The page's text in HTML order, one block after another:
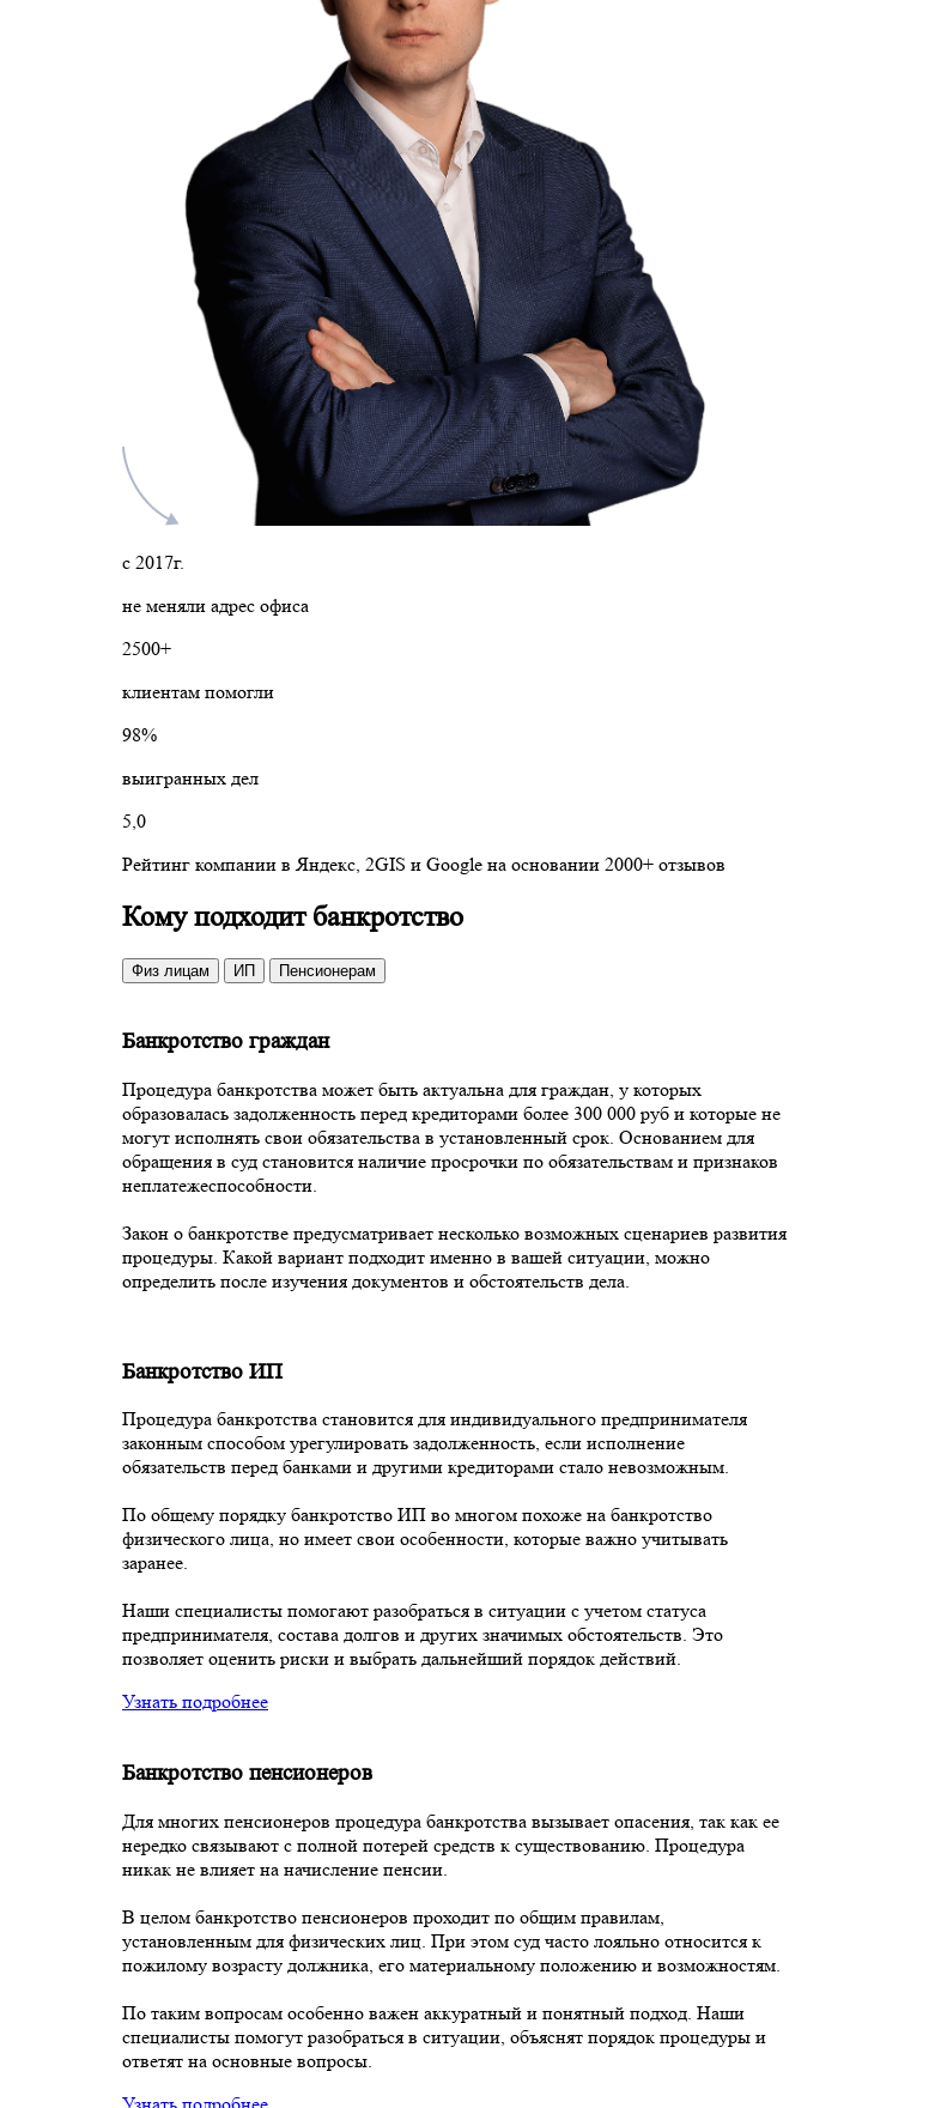
с 2017г.
не меняли адрес офиса
2500+
клиентам помогли
98%
выигранных дел
5,0
Рейтинг компании в Яндекс, 2GIS и Google на основании 2000+ отзывов
Кому подходит банкротство
Физ лицам ИП Пенсионерам
Банкротство граждан
Процедура банкротства может быть актуальна для граждан, у которых
образовалась задолженность перед кредиторами более 300 000 руб и которые не
могут исполнять свои обязательства в установленный срок. Основанием для
обращения в суд становится наличие просрочки по обязательствам и признаков
неплатежеспособности.
Закон о банкротстве предусматривает несколько возможных сценариев развития
процедуры. Какой вариант подходит именно в вашей ситуации, можно
определить после изучения документов и обстоятельств дела.
Банкротство ИП
Процедура банкротства становится для индивидуального предпринимателя
законным способом урегулировать задолженность, если исполнение
обязательств перед банками и другими кредиторами стало невозможным.
По общему порядку банкротство ИП во многом похоже на банкротство
физического лица, но имеет свои особенности, которые важно учитывать
заранее.
Наши специалисты помогают разобраться в ситуации с учетом статуса
предпринимателя, состава долгов и других значимых обстоятельств. Это
позволяет оценить риски и выбрать дальнейший порядок действий.
Узнать подробнее
Банкротство пенсионеров
Для многих пенсионеров процедура банкротства вызывает опасения, так как ее
нередко связывают с полной потерей средств к существованию. Процедура
никак не влияет на начисление пенсии.
В целом банкротство пенсионеров проходит по общим правилам,
установленным для физических лиц. При этом суд часто лояльно относится к
пожилому возрасту должника, его материальному положению и возможностям.
По таким вопросам особенно важен аккуратный и понятный подход. Наши
специалисты помогут разобраться в ситуации, объяснят порядок процедуры и
ответят на основные вопросы.